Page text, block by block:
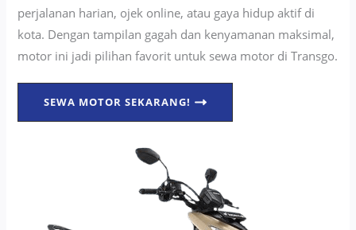
perjalanan harian, ojek online, atau gaya hidup aktif di
kota. Dengan tampilan gagah dan kenyamanan maksimal,
motor ini jadi pilihan favorit untuk sewa motor di Transgo.
SEWA MOTOR SEKARANG!